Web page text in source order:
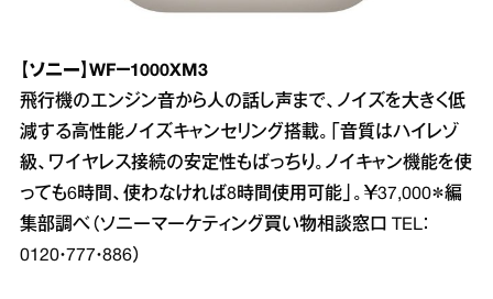
【ソニー】WF－1000XM3
飛行機のエンジン音から人の話し声まで、ノイズを大きく低
減する高性能ノイズキャンセリング搭載。「音質はハイレゾ
級、ワイヤレス接続の安定性もばっちり。ノイキャン機能を使
っても6時間、使わなければ8時間使用可能」。￥37,000＊編
集部調べ（ソニーマーケティング買い物相談窓口 TEL：
0120・777・886）